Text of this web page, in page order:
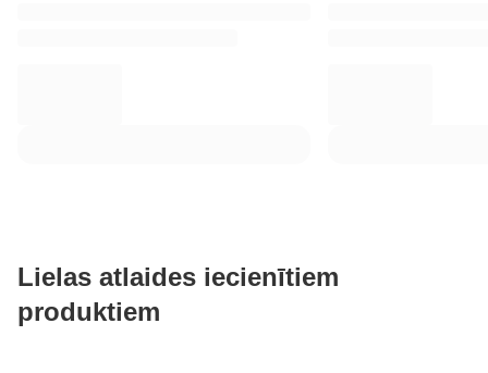
Lielas atlaides iecienītiem
produktiem